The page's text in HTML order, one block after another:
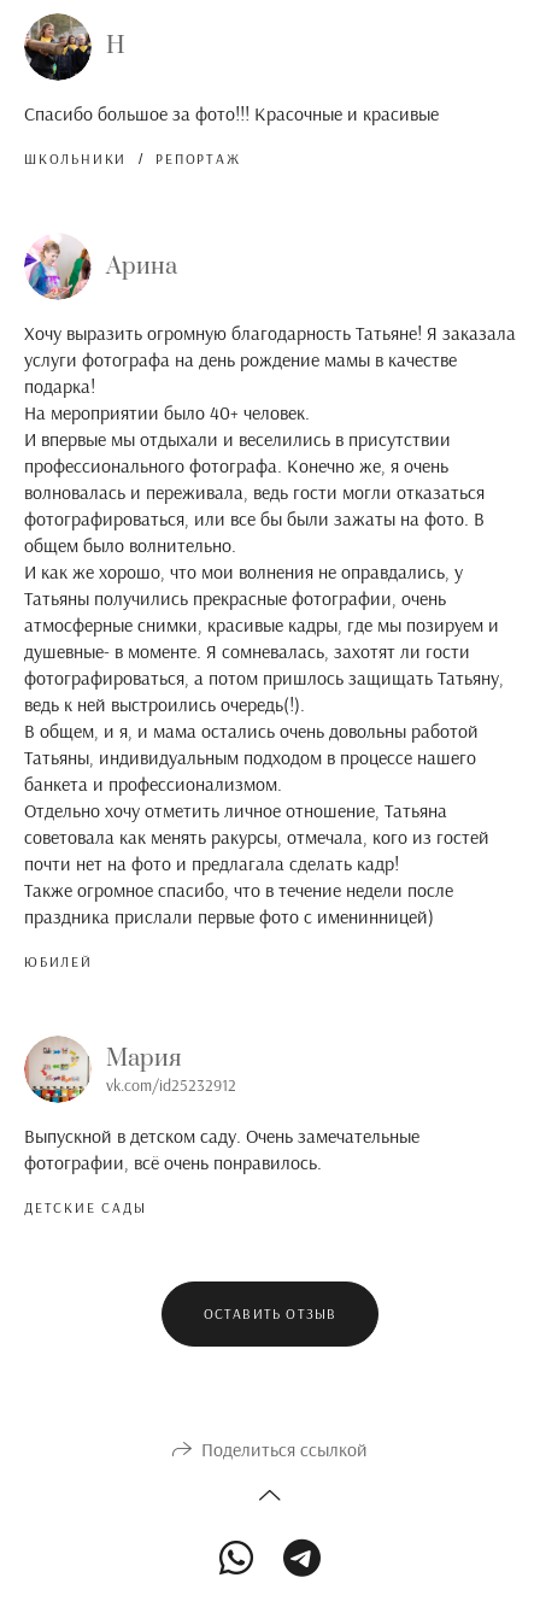
Н
Спасибо большое за фото!!! Красочные и красивые
ШКОЛЬНИКИ РЕПОРТАЖ
Арина
Хочу выразить огромную благодарность Татьяне! Я заказала
услуги фотографа на день рождение мамы в качестве
подарка!
На мероприятии было 40+ человек.
И впервые мы отдыхали и веселились в присутствии
профессионального фотографа. Конечно же, я очень
волновалась и переживала, ведь гости могли отказаться
фотографироваться, или все бы были зажаты на фото. В
общем было волнительно.
И как же хорошо, что мои волнения не оправдались, у
Татьяны получились прекрасные фотографии, очень
атмосферные снимки, красивые кадры, где мы позируем и
душевные- в моменте. Я сомневалась, захотят ли гости
фотографироваться, а потом пришлось защищать Татьяну,
ведь к ней выстроились очередь(!).
В общем, и я, и мама остались очень довольны работой
Татьяны, индивидуальным подходом в процессе нашего
банкета и профессионализмом.
Отдельно хочу отметить личное отношение, Татьяна
советовала как менять ракурсы, отмечала, кого из гостей
почти нет на фото и предлагала сделать кадр!
Также огромное спасибо, что в течение недели после
праздника прислали первые фото с именинницей)
ЮБИЛЕЙ
Мария
vk.com/id25232912
Выпускной в детском саду. Очень замечательные
фотографии, всё очень понравилось.
ДЕТСКИЕ САДЫ
ОСТАВИТЬ ОТЗЫВ
Поделиться ссылкой